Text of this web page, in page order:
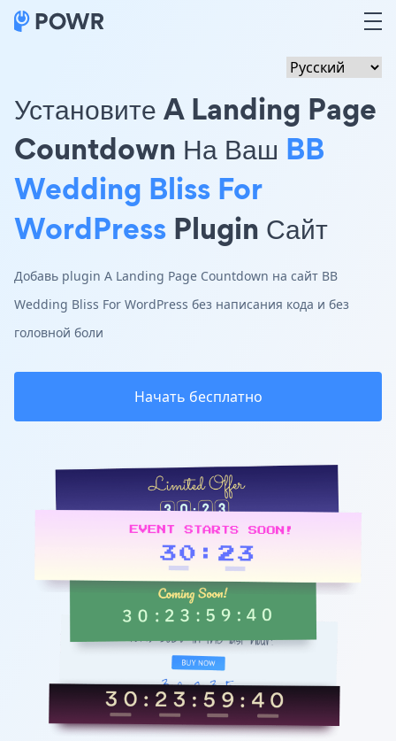
Установите A Landing Page
Countdown На Ваш BB
Wedding Bliss For
WordPress Plugin Сайт
Добавь plugin A Landing Page Countdown на сайт BB
Wedding Bliss For WordPress без написания кода и без
головной боли
Начать бесплатно